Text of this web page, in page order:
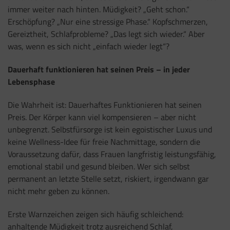
immer weiter nach hinten. Müdigkeit? „Geht schon.“
Erschöpfung? „Nur eine stressige Phase.“ Kopfschmerzen,
Gereiztheit, Schlafprobleme? „Das legt sich wieder.“ Aber
was, wenn es sich nicht „einfach wieder legt“?
Dauerhaft funktionieren hat seinen Preis – in jeder
Lebensphase
Die Wahrheit ist: Dauerhaftes Funktionieren hat seinen
Preis. Der Körper kann viel kompensieren – aber nicht
unbegrenzt. Selbstfürsorge ist kein egoistischer Luxus und
keine Wellness-Idee für freie Nachmittage, sondern die
Voraussetzung dafür, dass Frauen langfristig leistungsfähig,
emotional stabil und gesund bleiben. Wer sich selbst
permanent an letzte Stelle setzt, riskiert, irgendwann gar
nicht mehr geben zu können.
Erste Warnzeichen zeigen sich häufig schleichend:
anhaltende Müdigkeit trotz ausreichend Schlaf,